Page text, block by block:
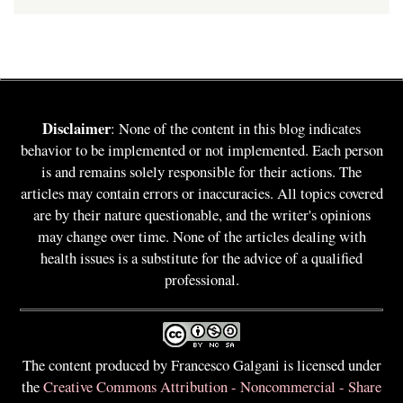
Disclaimer: None of the content in this blog indicates
behavior to be implemented or not implemented. Each person
is and remains solely responsible for their actions. The
articles may contain errors or inaccuracies. All topics covered
are by their nature questionable, and the writer's opinions
may change over time. None of the articles dealing with
health issues is a substitute for the advice of a qualified
professional.
The content produced by Francesco Galgani is licensed under
theCreative Commons Attribution - Noncommercial - Share